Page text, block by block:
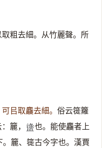
粗去細。从竹麗聲。所
㠯取麤去細。 俗云簁籮
籭， 𥂖 也。能使麤者上
。籭、簁古今字也。漢賈